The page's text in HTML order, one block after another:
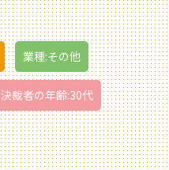
業種:その他
決裁者の年齢:30代